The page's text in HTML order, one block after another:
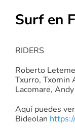
Surf en
RIDERS
Roberto
Txurro, Txomin
Lacomare,
Aquí puedes
Bideolan